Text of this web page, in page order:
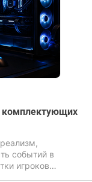
событий в
игроков